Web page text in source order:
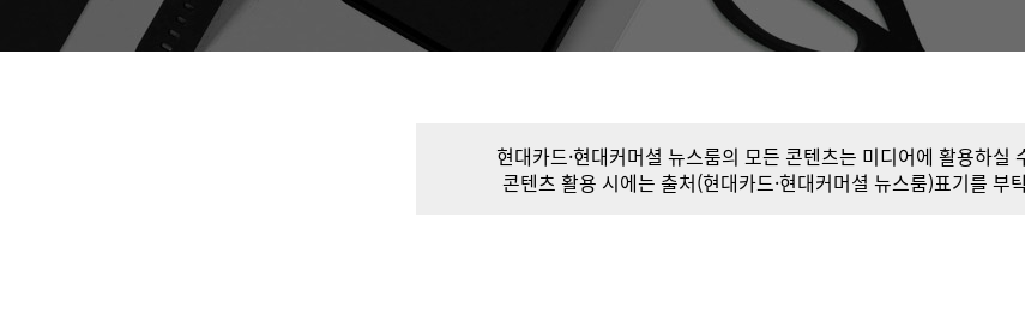
현대카드·현대커머셜 뉴스룸의 모든 콘텐츠는 미디어에 활용하실
콘텐츠 활용 시에는 출처(현대카드·현대커머셜 뉴스룸)표기를 부